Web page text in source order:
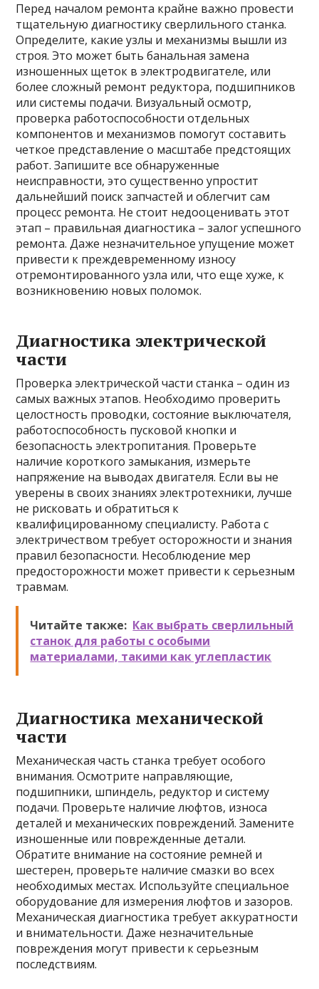
Перед началом ремонта крайне важно провести
тщательную диагностику сверлильного станка.
Определите, какие узлы и механизмы вышли из
строя. Это может быть банальная замена
изношенных щеток в электродвигателе, или
более сложный ремонт редуктора, подшипников
или системы подачи. Визуальный осмотр,
проверка работоспособности отдельных
компонентов и механизмов помогут составить
четкое представление о масштабе предстоящих
работ. Запишите все обнаруженные
неисправности, это существенно упростит
дальнейший поиск запчастей и облегчит сам
процесс ремонта. Не стоит недооценивать этот
этап – правильная диагностика – залог успешного
ремонта. Даже незначительное упущение может
привести к преждевременному износу
отремонтированного узла или, что еще хуже, к
возникновению новых поломок.
Диагностика электрической
части
Проверка электрической части станка – один из
самых важных этапов. Необходимо проверить
целостность проводки, состояние выключателя,
работоспособность пусковой кнопки и
безопасность электропитания. Проверьте
наличие короткого замыкания, измерьте
напряжение на выводах двигателя. Если вы не
уверены в своих знаниях электротехники, лучше
не рисковать и обратиться к
квалифицированному специалисту. Работа с
электричеством требует осторожности и знания
правил безопасности. Несоблюдение мер
предосторожности может привести к серьезным
травмам.
Читайте также: Как выбрать сверлильный
станок для работы с особыми
материалами, такими как углепластик
Диагностика механической
части
Механическая часть станка требует особого
внимания. Осмотрите направляющие,
подшипники, шпиндель, редуктор и систему
подачи. Проверьте наличие люфтов, износа
деталей и механических повреждений. Замените
изношенные или поврежденные детали.
Обратите внимание на состояние ремней и
шестерен, проверьте наличие смазки во всех
необходимых местах. Используйте специальное
оборудование для измерения люфтов и зазоров.
Механическая диагностика требует аккуратности
и внимательности. Даже незначительные
повреждения могут привести к серьезным
последствиям.